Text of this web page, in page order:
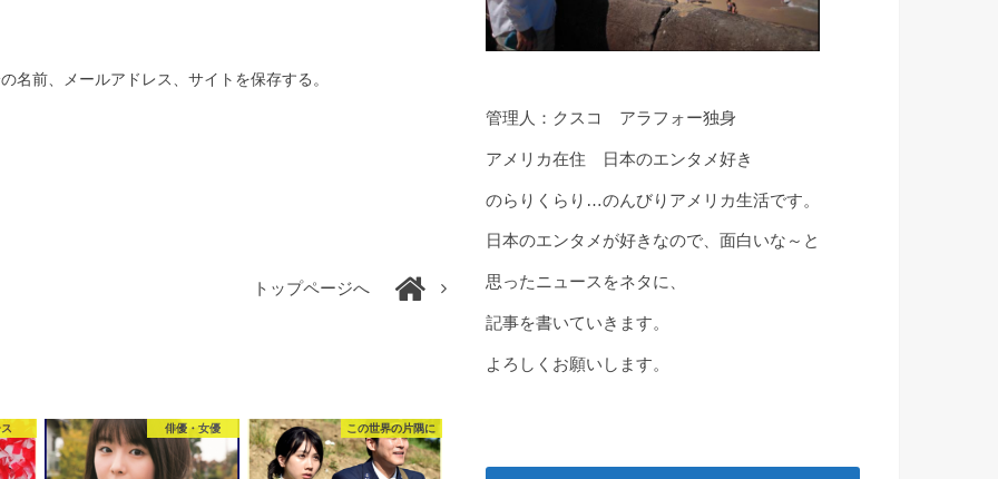
名前、メールアドレス、サイトを保存する。
トップページへ
俳優・女優 この世界の片隅に
管理人：クスコ アラフォー独身
アメリカ在住 日本のエンタメ好き
のらりくらり…のんびりアメリカ生活です。
日本のエンタメが好きなので、面白いな～と
思ったニュースをネタに、
記事を書いていきます。
よろしくお願いします。